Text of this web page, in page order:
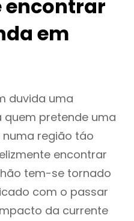
encontrar
em
duvida uma
pretende uma
região táo
encontrar
tem-se tornado
com o passar
da currente